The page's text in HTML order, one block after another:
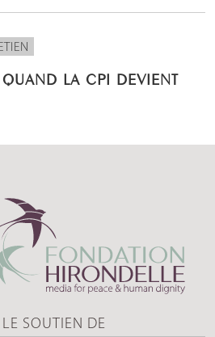
QUAND LA CPI DEVIENT
SOUTIEN DE